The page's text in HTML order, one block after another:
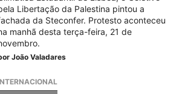
Libertação da Palestina pintou a
da Steconfer. Protesto aconteceu
manhã desta terça-feira, 21 de
João Valadares